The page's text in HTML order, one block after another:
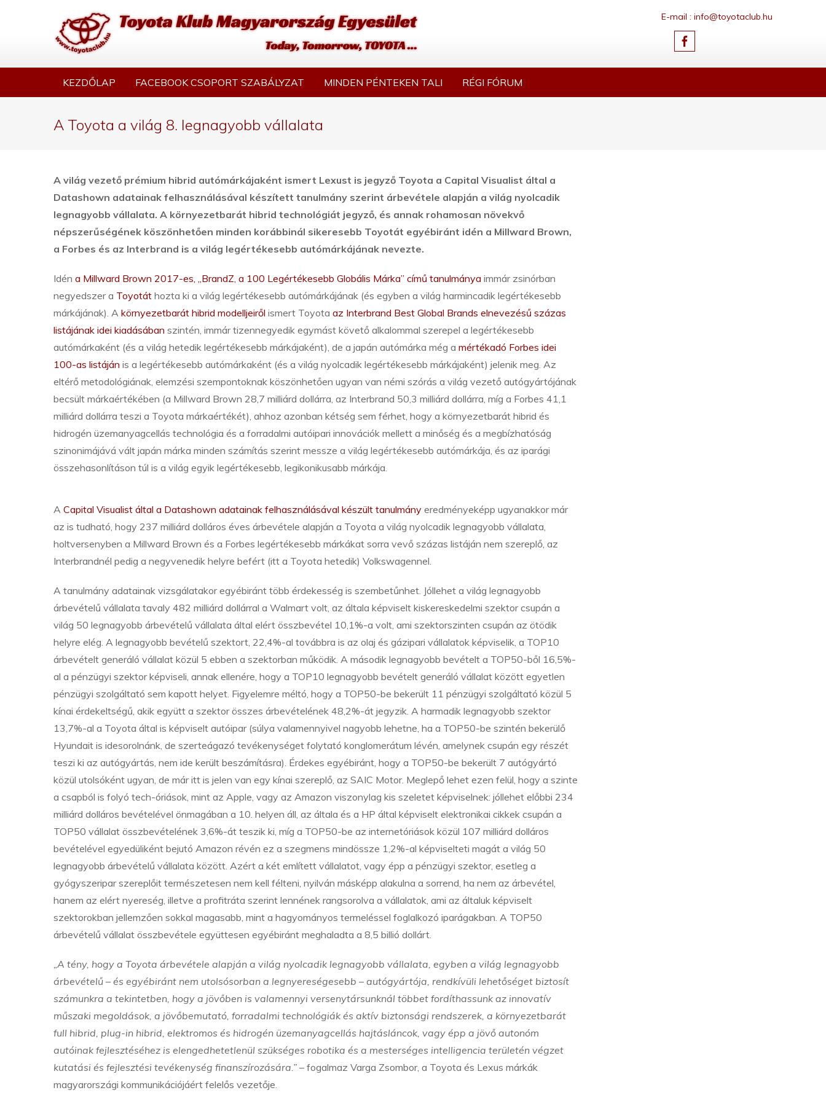
E-mail : info@toyotaclub.hu
KEZDŐLAP FACEBOOK CSOPORT SZABÁLYZAT MINDEN PÉNTEKEN TALI RÉGI FÓRUM
A Toyota a világ 8. legnagyobb vállalata
A világ vezető prémium hibrid autómárkájaként ismert Lexust is jegyző Toyota a Capital Visualist által a
Datashown adatainak felhasználásával készített tanulmány szerint árbevétele alapján a világ nyolcadik
legnagyobb vállalata. A környezetbarát hibrid technológiát jegyző, és annak rohamosan növekvő
népszerűségének köszönhetően minden korábbinál sikeresebb Toyotát egyébiránt idén a Millward Brown,
a Forbes és az Interbrand is a világ legértékesebb autómárkájának nevezte.
Idén a Millward Brown 2017-es, „BrandZ, a 100 Legértékesebb Globális Márka” című tanulmánya immár zsinórban
negyedszer a Toyotát hozta ki a világ legértékesebb autómárkájának (és egyben a világ harmincadik legértékesebb
márkájának). A környezetbarát hibrid modelljeiről ismert Toyota az Interbrand Best Global Brands elnevezésű százas
listájának idei kiadásában szintén, immár tizennegyedik egymást követő alkalommal szerepel a legértékesebb
autómárkaként (és a világ hetedik legértékesebb márkájaként), de a japán autómárka még a mértékadó Forbes idei
100-as listáján is a legértékesebb autómárkaként (és a világ nyolcadik legértékesebb márkájaként) jelenik meg. Az
eltérő metodológiának, elemzési szempontoknak köszönhetően ugyan van némi szórás a világ vezető autógyártójának
becsült márkaértékében (a Millward Brown 28,7 milliárd dollárra, az Interbrand 50,3 milliárd dollárra, míg a Forbes 41,1
milliárd dollárra teszi a Toyota márkaértékét), ahhoz azonban kétség sem férhet, hogy a környezetbarát hibrid és
hidrogén üzemanyagcellás technológia és a forradalmi autóipari innovációk mellett a minőség és a megbízhatóság
szinonimájává vált japán márka minden számítás szerint messze a világ legértékesebb autómárkája, és az iparági
összehasonlításon túl is a világ egyik legértékesebb, legikonikusabb márkája.
A Capital Visualist által a Datashown adatainak felhasználásával készült tanulmány eredményeképp ugyanakkor már
az is tudható, hogy 237 milliárd dolláros éves árbevétele alapján a Toyota a világ nyolcadik legnagyobb vállalata,
holtversenyben a Millward Brown és a Forbes legértékesebb márkákat sorra vevő százas listáján nem szereplő, az
Interbrandnél pedig a negyvenedik helyre befért (itt a Toyota hetedik) Volkswagennel.
A tanulmány adatainak vizsgálatakor egyébiránt több érdekesség is szembetűnhet. Jóllehet a világ legnagyobb
árbevételű vállalata tavaly 482 milliárd dollárral a Walmart volt, az általa képviselt kiskereskedelmi szektor csupán a
világ 50 legnagyobb árbevételű vállalata által elért összbevétel 10,1%-a volt, ami szektorszinten csupán az ötödik
helyre elég. A legnagyobb bevételű szektort, 22,4%-al továbbra is az olaj és gázipari vállalatok képviselik, a TOP10
árbevételt generáló vállalat közül 5 ebben a szektorban működik. A második legnagyobb bevételt a TOP50-ből 16,5%-
al a pénzügyi szektor képviseli, annak ellenére, hogy a TOP10 legnagyobb bevételt generáló vállalat között egyetlen
pénzügyi szolgáltató sem kapott helyet. Figyelemre méltó, hogy a TOP50-be bekerült 11 pénzügyi szolgáltató közül 5
kínai érdekeltségű, akik együtt a szektor összes árbevételének 48,2%-át jegyzik. A harmadik legnagyobb szektor
13,7%-al a Toyota által is képviselt autóipar (súlya valamennyivel nagyobb lehetne, ha a TOP50-be szintén bekerülő
Hyundait is idesorolnánk, de szerteágazó tevékenységet folytató konglomerátum lévén, amelynek csupán egy részét
teszi ki az autógyártás, nem ide került beszámításra). Érdekes egyébiránt, hogy a TOP50-be bekerült 7 autógyártó
közül utolsóként ugyan, de már itt is jelen van egy kínai szereplő, az SAIC Motor. Meglepő lehet ezen felül, hogy a szinte
a csapból is folyó tech-óriások, mint az Apple, vagy az Amazon viszonylag kis szeletet képviselnek: jóllehet előbbi 234
milliárd dolláros bevételével önmagában a 10. helyen áll, az általa és a HP által képviselt elektronikai cikkek csupán a
TOP50 vállalat összbevételének 3,6%-át teszik ki, míg a TOP50-be az internetóriások közül 107 milliárd dolláros
bevételével egyedüliként bejutó Amazon révén ez a szegmens mindössze 1,2%-al képviselteti magát a világ 50
legnagyobb árbevételű vállalata között. Azért a két említett vállalatot, vagy épp a pénzügyi szektor, esetleg a
gyógyszeripar szereplőit természetesen nem kell félteni, nyilván másképp alakulna a sorrend, ha nem az árbevétel,
hanem az elért nyereség, illetve a profitráta szerint lennének rangsorolva a vállalatok, ami az általuk képviselt
szektorokban jellemzően sokkal magasabb, mint a hagyományos termeléssel foglalkozó iparágakban. A TOP50
árbevételű vállalat összbevétele együttesen egyébiránt meghaladta a 8,5 billió dollárt.
„A tény, hogy a Toyota árbevétele alapján a világ nyolcadik legnagyobb vállalata, egyben a világ legnagyobb
árbevételű – és egyébiránt nem utolsósorban a legnyereségesebb – autógyártója, rendkívüli lehetőséget biztosít
számunkra a tekintetben, hogy a jövőben is valamennyi versenytársunknál többet fordíthassunk az innovatív
műszaki megoldások, a jövőbemutató, forradalmi technológiák és aktív biztonsági rendszerek, a környezetbarát
full hibrid, plug-in hibrid, elektromos és hidrogén üzemanyagcellás hajtásláncok, vagy épp a jövő autonóm
autóinak fejlesztéséhez is elengedhetetlenül szükséges robotika és a mesterséges intelligencia területén végzet
kutatási és fejlesztési tevékenység finanszírozására.” – fogalmaz Varga Zsombor, a Toyota és Lexus márkák
magyarországi kommunikációjáért felelős vezetője.